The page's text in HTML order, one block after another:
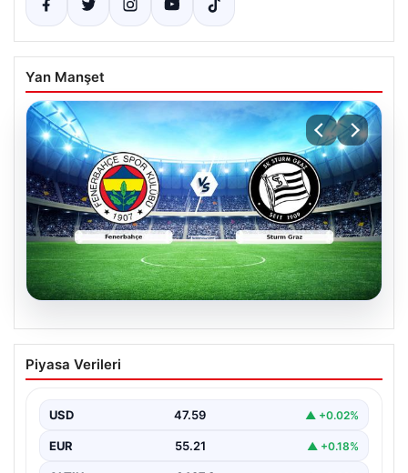
Yan Manşet
05.08.2026
CANLI | Fenerbahçe – Sturm Graz Canlı
Maç Anlatımı
Piyasa Verileri
USD 47.59 ▲ +0.02%
EUR 55.21 ▲ +0.18%